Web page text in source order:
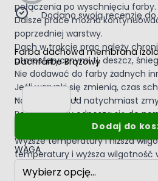
połączenia po wyschnięciu farby.
Dalsze prace można
poprzedniej warstwy.
Dach w trakcie prac należy
atmosferycznymi tj. deszcz,
Nie dodawać do farby żadnych
Jeśli warunki się zmienią, czas
Narzędzia i brud natychmiast
Podane czasy odnoszą się do
+23°C i 50% wilgotności
Wyższe temperatury i niższa
temperatury i wyższa wilgotność
czasy.
Dodano swoją recenzję
Farba dachowa membrana
Dachfarbe Brązowy
-
Ilość
+
Dodaj do
WAGA